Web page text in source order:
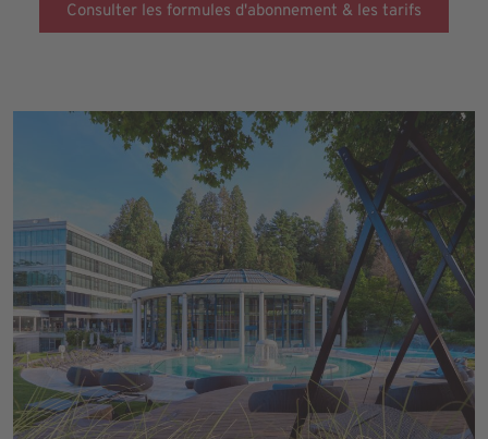
Consulter les formules d'abonnement & les tarifs